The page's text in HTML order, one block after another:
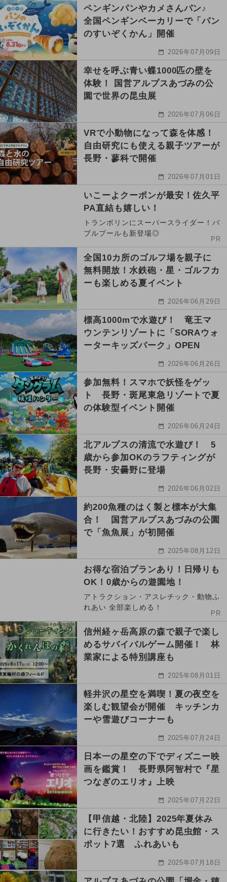
ペンギンパンやカメさんパン♪
全国ペンギンベーカリーで「パン
のすいぞくかん」開催
2026年07月09日
幸せを呼ぶ青い蝶1000匹の壁を
体験！ 国営アルプスあづみの公
園で世界の昆虫展
2026年07月06日
VRで小動物になって森を体感！
自由研究にも使える親子ツアーが
長野・蓼科で開催
2026年07月01日
いこーよクーポンが最安！佐久平
PA直結も嬉しい！
トランポリンにスーパースライダー！バ
ブルプールも新登場◎
PR
全国10カ所のゴルフ場を親子に
無料開放！水鉄砲・星・ゴルフカ
ーも楽しめる夏イベント
2026年06月29日
標高1000mで水遊び！ 竜王マ
ウンテンリゾートに「SORAウォ
ーターキッズパーク」OPEN
2026年06月26日
参加無料！スマホで妖怪をゲッ
ト 長野・斑尾東急リゾートで夏
の体験型イベント開催
2026年06月24日
北アルプスの清流で水遊び！ 5
歳から参加OKのラフティングが
長野・安曇野に登場
2026年06月02日
約200魚種のはく製と標本が大集
合！ 国営アルプスあづみの公園
で「魚魚展」が初開催
2025年08月12日
お得な宿泊プランあり！日帰りも
OK！0歳からの遊園地！
アトラクション・アスレチック・動物ふ
れあい 全部楽しめる！
PR
信州経ヶ岳高原の森で親子で楽し
めるサバイバルゲーム開催！ 林
業家による特別講座も
2025年08月01日
軽井沢の星空を満喫！夏の夜空を
楽しむ観望会が開催 キッチンカ
ーや雪遊びコーナーも
2025年07月24日
日本一の星空の下でディズニー映
画を鑑賞！ 長野県阿智村で『星
つなぎのエリオ』上映
2025年07月22日
【甲信越・北陸】2025年夏休み
に行きたい！おすすめ昆虫館・ス
ポット7選 ふれあいも
2025年07月18日